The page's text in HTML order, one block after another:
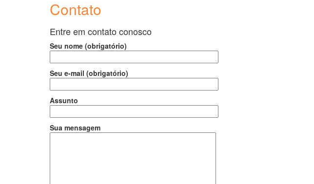
Contato
Entre em contato conosco
Seu nome (obrigatório)
Seu e-mail (obrigatório)
Assunto
Sua mensagem